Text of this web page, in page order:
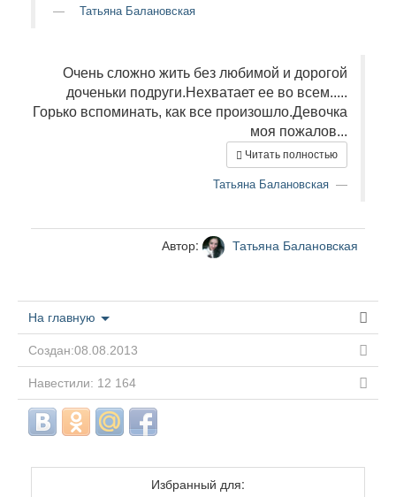
Татьяна Балановская
Очень сложно жить без любимой и дорогой
доченьки подруги.Нехватает ее во всем.....
Горько вспоминать, как все произошло.Девочка
моя пожалов...
Читать полностью
Татьяна Балановская
Автор: Татьяна Балановская
На главную
Создан:08.08.2013
Навестили: 12 164
Избранный для: